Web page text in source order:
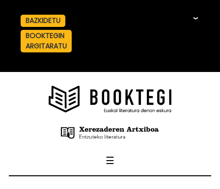
BAZKIDETU
BOOKTEGIN
ARGITARATU
☰